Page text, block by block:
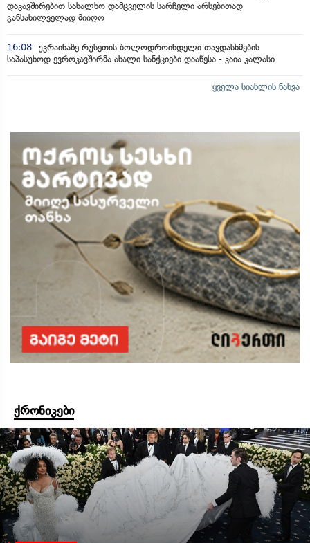
დაკავშირებით სახალხო დამცველის სარჩელი არსებითად
განსახილველად მიიღო
16:08 უკრაინაზე რუსეთის ბოლოდროინდელი თავდასხმების
საპასუხოდ ევროკავშირმა ახალი სანქციები დააწესა - კაია კალასი
ყველა სიახლის ნახვა
ქრონიკები